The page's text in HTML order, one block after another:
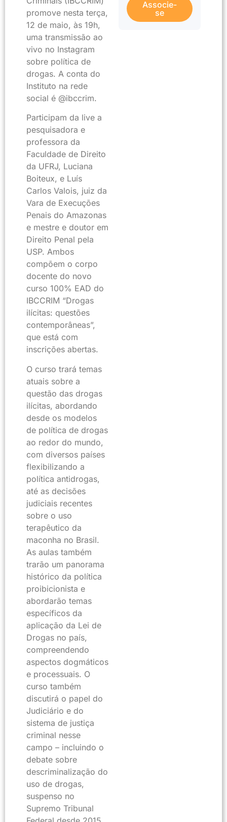
promove nesta terça,
12 de maio, às 19h,
uma transmissão ao
vivo no Instagram
sobre política de
drogas. A conta do
Instituto na rede
social é @ibccrim.
Participam da live a
pesquisadora e
professora da
Faculdade de Direito
da UFRJ, Luciana
Boiteux, e Luís
Carlos Valois, juiz da
Vara de Execuções
Penais do Amazonas
e mestre e doutor em
Direito Penal pela
USP. Ambos
compõem o corpo
docente do novo
curso 100% EAD do
IBCCRIM “Drogas
ilícitas: questões
contemporâneas”,
que está com
inscrições abertas.
O curso trará temas
atuais sobre a
questão das drogas
ilícitas, abordando
desde os modelos
de política de drogas
ao redor do mundo,
com diversos países
flexibilizando a
política antidrogas,
até as decisões
judiciais recentes
sobre o uso
terapêutico da
maconha no Brasil.
As aulas também
trarão um panorama
histórico da política
proibicionista e
abordarão temas
específicos da
aplicação da Lei de
Drogas no país,
compreendendo
aspectos dogmáticos
e processuais. O
curso também
discutirá o papel do
Judiciário e do
sistema de justiça
criminal nesse
campo – incluindo o
debate sobre
descriminalização do
uso de drogas,
suspenso no
Supremo Tribunal
Associe-
se